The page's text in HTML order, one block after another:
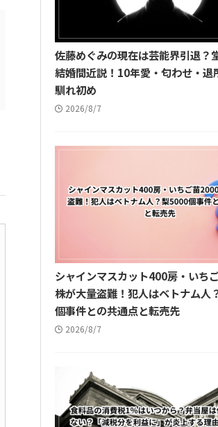
佐藤めぐみの現在は芸能界引退？
結婚間近説！10年愛・匂わせ・退
馴れ初め
2026/8/7
シャインマスカット400房・いち
株が大量盗難！犯人はベトナム人
個事件との共通点と転売先
2026/8/7